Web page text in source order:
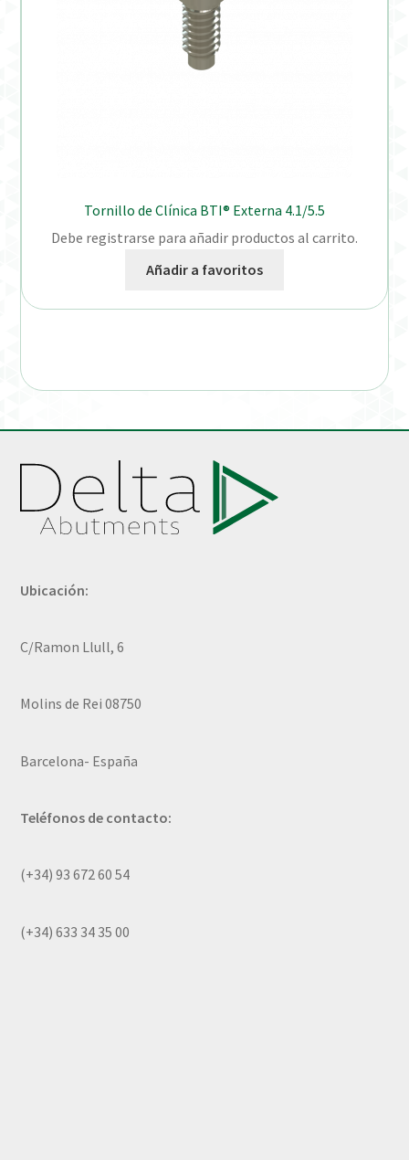
Tornillo de Clínica BTI® Externa 4.1/5.5
Debe registrarse para añadir productos al carrito.
Añadir a favoritos
Ubicación:
C/Ramon Llull, 6
Molins de Rei 08750
Barcelona- España
Teléfonos de contacto:
(+34) 93 672 60 54
(+34) 633 34 35 00